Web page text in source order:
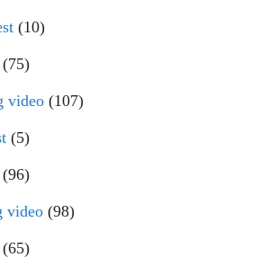
(10)
(75)
video (107)
(5)
(96)
video (98)
(65)